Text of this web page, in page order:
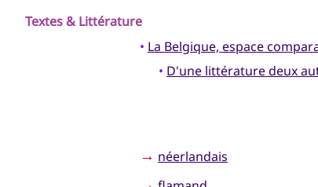
Textes & Littérature
• La Belgique, espace
• D'une littérature deux
→ néerlandais